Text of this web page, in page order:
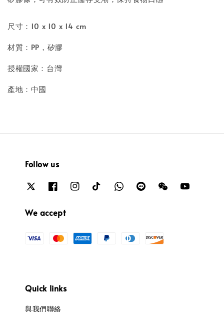
尺寸：10 x 10 x 14 cm
材質：PP，矽膠
授權國家：台灣
產地：中國
Follow us
We accept
Quick links
與我們聯絡